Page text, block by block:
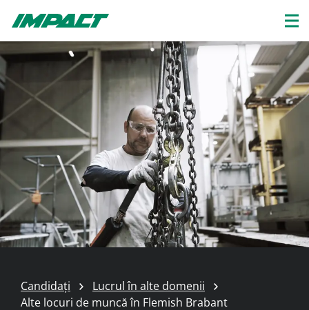
Candidați
Lucrul în alte domenii
Alte locuri de muncă în Flemish Brabant